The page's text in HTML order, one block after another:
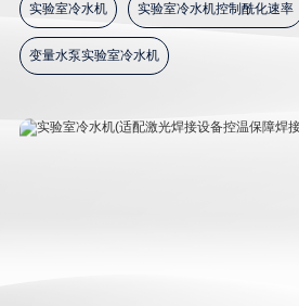
实验室冷水机 实验室冷水机控制酰化速率
变量水泵实验室冷水机